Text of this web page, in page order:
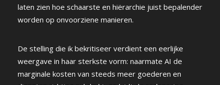
laten zien hoe schaarste en hiërarchie juist bepalender
worden op onvoorziene manieren.
De stelling die ik bekritiseer verdient een eerlijke
weergave in haar sterkste vorm: naarmate AI de
marginale kosten van steeds meer goederen en